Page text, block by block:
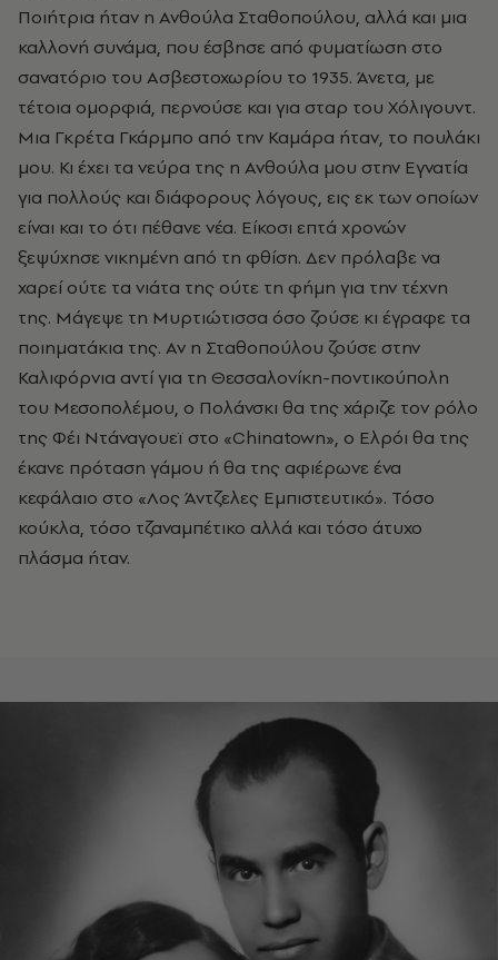
Ποιήτρια ήταν η Ανθούλα Σταθοπούλου, αλλά και μια
καλλονή συνάμα, που έσβησε από φυματίωση στο
σανατόριο του Ασβεστοχωρίου το 1935. Άνετα, με
τέτοια ομορφιά, περνούσε και για σταρ του Χόλιγουντ.
Μια Γκρέτα Γκάρμπο από την Καμάρα ήταν, το πουλάκι
μου. Κι έχει τα νεύρα της η Ανθούλα μου στην Εγνατία
για πολλούς και διάφορους λόγους, εις εκ των οποίων
είναι και το ότι πέθανε νέα. Είκοσι επτά χρονών
ξεψύχησε νικημένη από τη φθίση. Δεν πρόλαβε να
χαρεί ούτε τα νιάτα της ούτε τη φήμη για την τέχνη
της. Μάγεψε τη Μυρτιώτισσα όσο ζούσε κι έγραφε τα
ποιηματάκια της. Αν η Σταθοπούλου ζούσε στην
Καλιφόρνια αντί για τη Θεσσαλονίκη-ποντικούπολη
του Μεσοπολέμου, ο Πολάνσκι θα της χάριζε τον ρόλο
της Φέι Ντάναγουεϊ στο «Chinatown», o Ελρόι θα της
έκανε πρόταση γάμου ή θα της αφιέρωνε ένα
κεφάλαιο στο «Λος Άντζελες Εμπιστευτικό». Τόσο
κούκλα, τόσο τζαναμπέτικο αλλά και τόσο άτυχο
πλάσμα ήταν.